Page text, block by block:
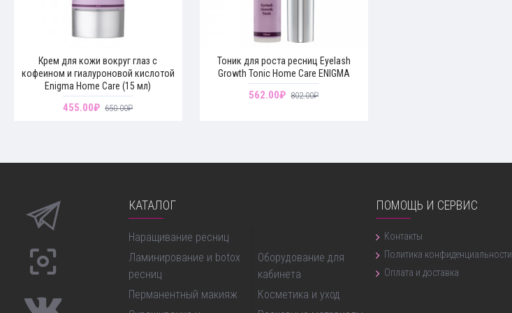
Крем для кожи вокруг глаз с
кофеином и гиалуроновой кислотой
Enigma Home Care (15 мл)
455.00₽ 650.00₽
Тоник для роста ресниц Eyelash
Growth Tonic Home Care ENIGMA
562.00₽ 802.00₽
КАТАЛОГ
Наращивание ресниц
Ламинирование и botox
ресниц
Перманентный макияж
Оборудование для
кабинета
Косметика и уход
ПОМОЩЬ И СЕРВИС
Контакты
Политика конфиденциальности
Оплата и доставка